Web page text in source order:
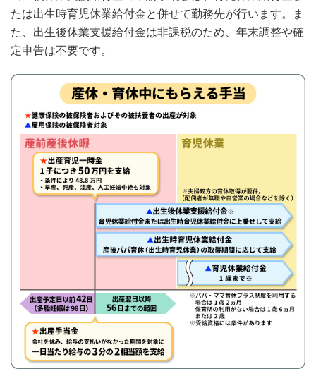
たは出生時育児休業給付金と併せて勤務先が行います。ま
た、出生後休業支援給付金は非課税のため、年末調整や確
定申告は不要です。